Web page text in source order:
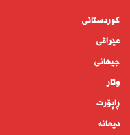
کوردستانى
عێراقی
جیهانى
وتار
ڕاپۆرت
دیمانە